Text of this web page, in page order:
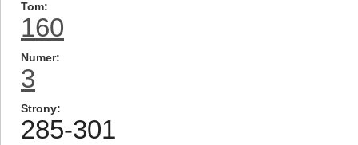
Tom
160
Numer
3
Strony
285-301